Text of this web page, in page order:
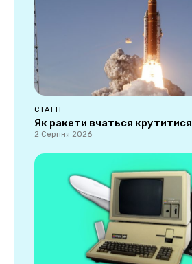
СТАТТІ
Як ракети вчаться крутитися
2 Серпня 2026